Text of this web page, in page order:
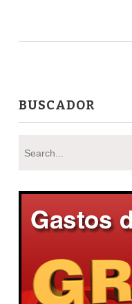
BUSCADOR